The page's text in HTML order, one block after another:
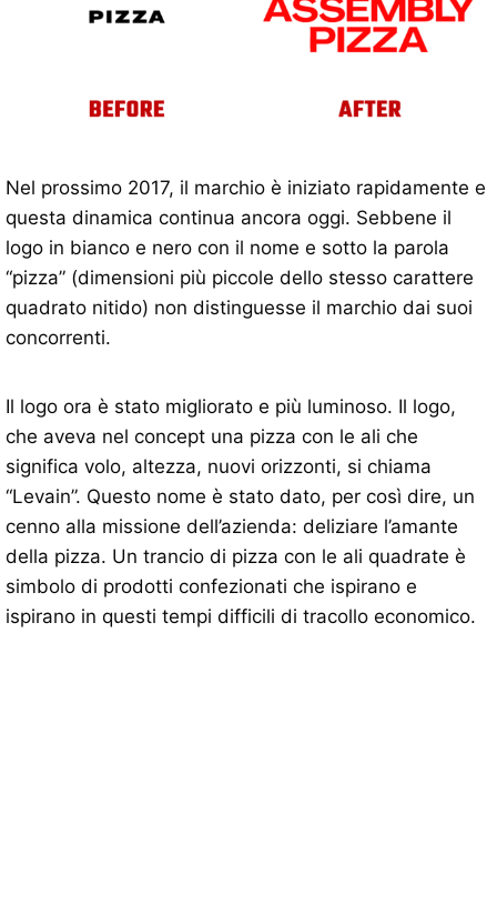
Nel prossimo 2017, il marchio è iniziato rapidamente e
questa dinamica continua ancora oggi. Sebbene il
logo in bianco e nero con il nome e sotto la parola
“pizza” (dimensioni più piccole dello stesso carattere
quadrato nitido) non distinguesse il marchio dai suoi
concorrenti.
Il logo ora è stato migliorato e più luminoso. Il logo,
che aveva nel concept una pizza con le ali che
significa volo, altezza, nuovi orizzonti, si chiama
“Levain”. Questo nome è stato dato, per così dire, un
cenno alla missione dell’azienda: deliziare l’amante
della pizza. Un trancio di pizza con le ali quadrate è
simbolo di prodotti confezionati che ispirano e
ispirano in questi tempi difficili di tracollo economico.